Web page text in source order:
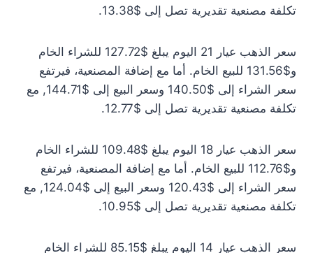
تكلفة مصنعية تقديرية تصل إلى $13.38.
سعر الذهب عيار 21 اليوم يبلغ $127.72 للشراء الخام
و$131.56 للبيع الخام. أما مع إضافة المصنعية، فيرتفع
سعر الشراء إلى $140.50 وسعر البيع إلى $144.71, مع
تكلفة مصنعية تقديرية تصل إلى $12.77.
سعر الذهب عيار 18 اليوم يبلغ $109.48 للشراء الخام
و$112.76 للبيع الخام. أما مع إضافة المصنعية، فيرتفع
سعر الشراء إلى $120.43 وسعر البيع إلى $124.04, مع
تكلفة مصنعية تقديرية تصل إلى $10.95.
سعر الذهب عيار 14 اليوم يبلغ $85.15 للشراء الخام